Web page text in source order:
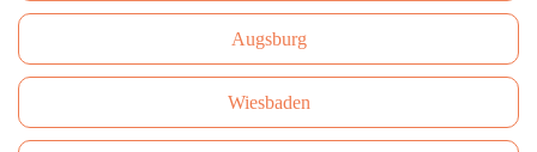
Augsburg
Wiesbaden